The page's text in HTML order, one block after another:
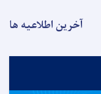
آخرین اطلاعیه ها